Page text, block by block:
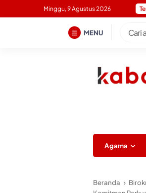
to
Minggu, 9 Agustus 2026
MENU
Agama
Beranda